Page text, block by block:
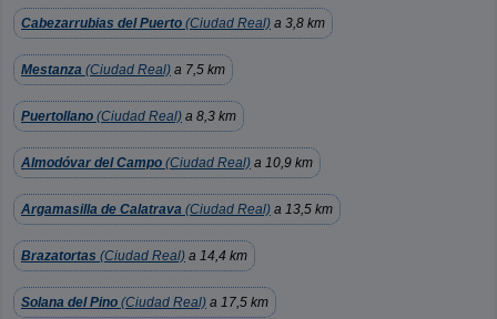
Cabezarrubias del Puerto (Ciudad Real) a 3,8 km
Mestanza (Ciudad Real) a 7,5 km
Puertollano (Ciudad Real) a 8,3 km
Almodóvar del Campo (Ciudad Real) a 10,9 km
Argamasilla de Calatrava (Ciudad Real) a 13,5 km
Brazatortas (Ciudad Real) a 14,4 km
Solana del Pino (Ciudad Real) a 17,5 km